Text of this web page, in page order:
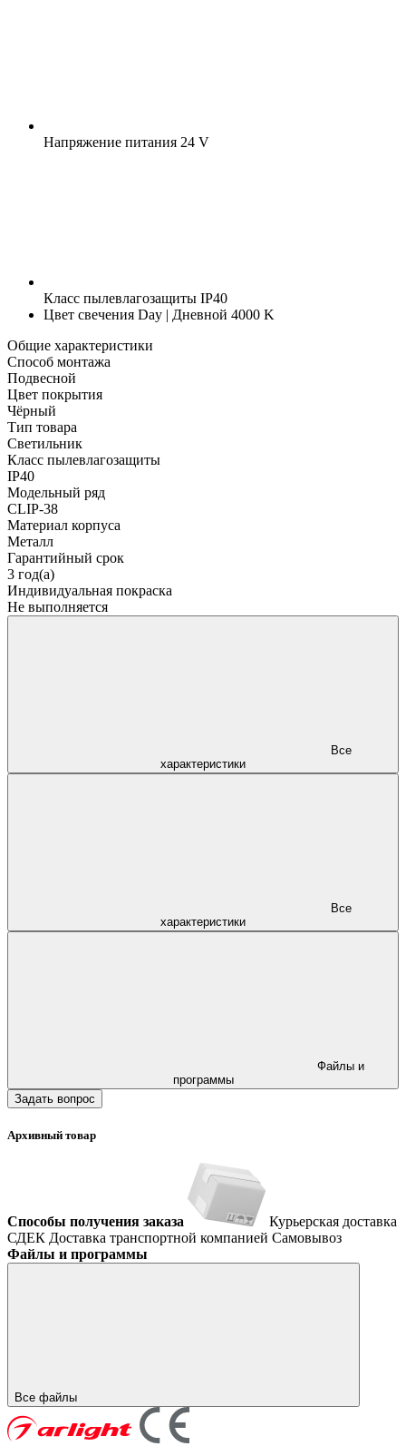
Напряжение питания 24 V
Класс пылевлагозащиты IP40
Цвет свечения Day | Дневной 4000 K
Общие характеристики
Способ монтажа
Подвесной
Цвет покрытия
Чёрный
Тип товара
Светильник
Класс пылевлагозащиты
IP40
Модельный ряд
CLIP-38
Материал корпуса
Металл
Гарантийный срок
3 год(а)
Индивидуальная покраска
Не выполняется
характеристики
характеристики
программы
Задать вопрос
Архивный товар
Способы получения заказа
Курьерская доставка
СДЕК Доставка транспортной компанией Самовывоз
Файлы и программы
Все файлы